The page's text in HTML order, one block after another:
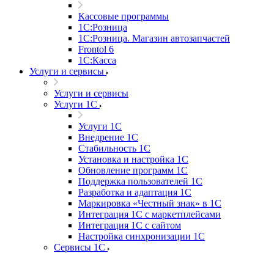
Кассовые программы
1С:Розница
1С:Розница. Магазин автозапчастей
Frontol 6
1С:Касса
Услуги и сервисы
Услуги и сервисы
Услуги 1С
Услуги 1С
Внедрение 1С
Стабильность 1С
Установка и настройка 1С
Обновление программ 1С
Поддержка пользователей 1С
Разработка и адаптация 1С
Маркировка «Честный знак» в 1С
Интеграция 1С с маркетплейсами
Интеграция 1С с сайтом
Настройка синхронизации 1С
Сервисы 1С